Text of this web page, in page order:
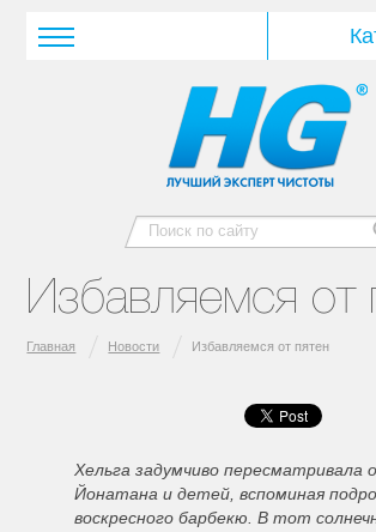
Избавляемся от
Главная Новости Избавляемся от пятен
Хельга задумчиво пересматривала
Йонатана и детей, вспоминая
воскресного барбекю. В тот